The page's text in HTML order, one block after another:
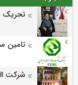
تحریک
تامین
شرکت